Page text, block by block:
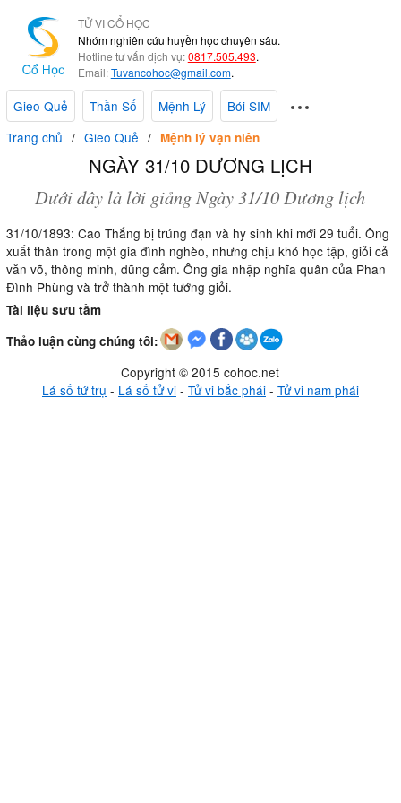
TỬ VI CỔ HỌC
Nhóm nghiên cứu huyền học chuyên sâu.
Hotline tư vấn dịch vụ:0817.505.493.
Email:Tuvancohoc@gmail.com.
Gieo Quẻ Thần Số Mệnh Lý
Bói SIM
Trang chủ
Gieo Quẻ Mệnh lý vạn niên
NGÀY 31/10 DƯƠNG LỊCH
Dưới đây là lời giảng Ngày 31/10 Dương lịch
31/10/1893: Cao Thắng bị trúng đạn và hy sinh khi mới 29 tuổi. Ông
xuất thân trong một gia đình nghèo, nhưng chịu khó học tập, giỏi cả
văn võ, thông minh, dũng cảm. Ông gia nhập nghĩa quân của Phan
Đình Phùng và trở thành một tướng giỏi.
Tài liệu sưu tầm
Thảo luận cùng chúng tôi:
Copyright © 2015 cohoc.net
Lá số tứ trụ - Lá số tử vi- Tử vi bắc phái- Tử vi nam phái